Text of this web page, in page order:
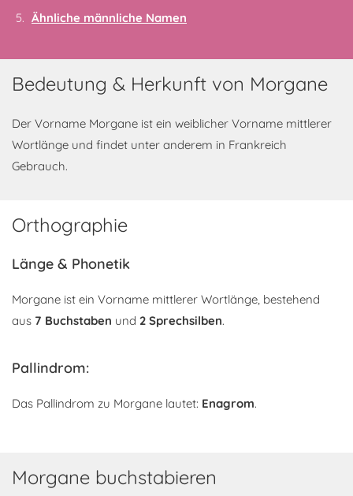
Ähnliche männliche Namen
Bedeutung & Herkunft von Morgane
Der Vorname Morgane ist ein weiblicher Vorname mittlerer
Wortlänge und findet unter anderem in Frankreich
Gebrauch.
Orthographie
Länge & Phonetik
Morgane ist ein Vorname mittlerer Wortlänge, bestehend
aus 7 Buchstaben und 2 Sprechsilben.
Pallindrom:
Das Pallindrom zu Morgane lautet: Enagrom.
Morgane buchstabieren